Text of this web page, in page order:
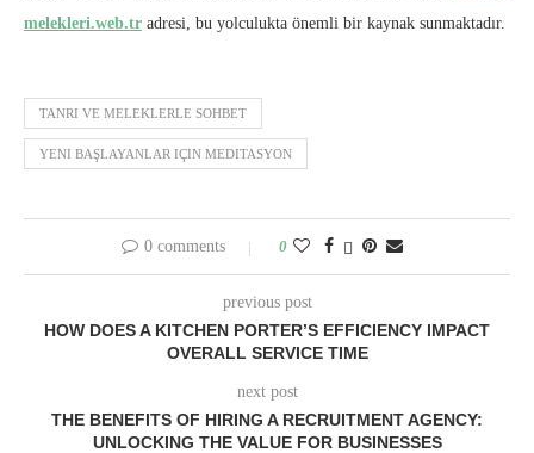
melekleri.web.tr adresi, bu yolculukta önemli bir kaynak sunmaktadır.
TANRI VE MELEKLERLE SOHBET
YENI BAŞLAYANLAR IÇIN MEDITASYON
0 comments 0
previous post
HOW DOES A KITCHEN PORTER’S EFFICIENCY IMPACT
OVERALL SERVICE TIME
next post
THE BENEFITS OF HIRING A RECRUITMENT AGENCY:
UNLOCKING THE VALUE FOR BUSINESSES